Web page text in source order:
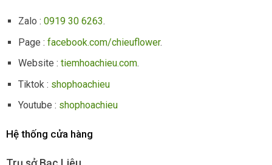
Zalo :0919 30 6263.
Page :facebook.com/chieuflower.
Website :tiemhoachieu.com.
Tiktok : shophoachieu
Youtube : shophoachieu
Hệ thống cửa hàng